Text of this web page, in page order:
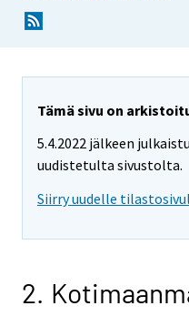
Tämä sivu on
5.4.2022 jälkeen
uudistetulta sivustolta.
Siirry uudelle
2.